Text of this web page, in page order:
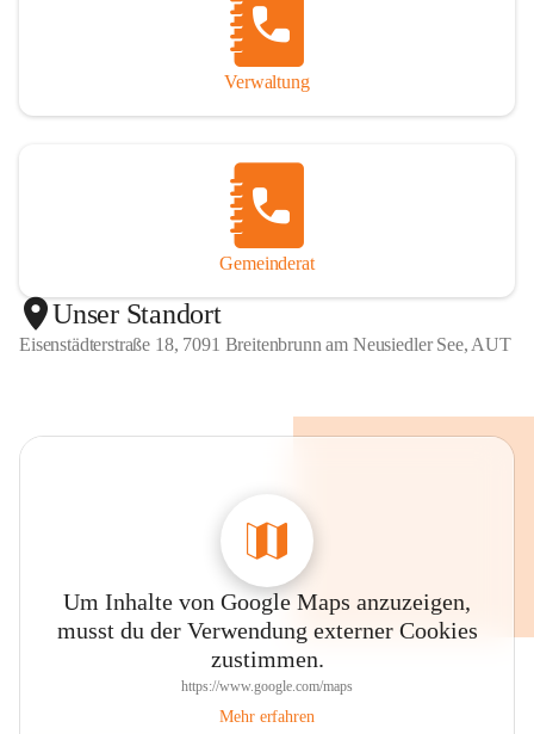
Verwaltung
Gemeinderat
Unser Standort
Eisenstädterstraße 18, 7091 Breitenbrunn am Neusiedler See, AUT
Um Inhalte von Google Maps anzuzeigen,
musst du der Verwendung externer Cookies
zustimmen.
https://www.google.com/maps
Mehr erfahren